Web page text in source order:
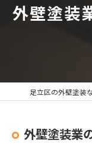
外壁塗装
外壁塗装業